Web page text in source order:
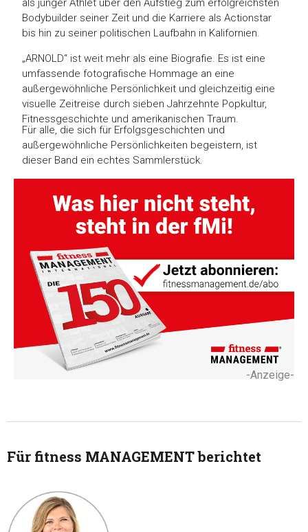
als junger Athlet über den Aufstieg zum erfolgreichsten
Bodybuilder seiner Zeit und die Karriere als Actionstar
bis hin zu seiner politischen Laufbahn in Kalifornien.
„ARNOLD“ ist weit mehr als eine Biografie. Es ist eine
umfassende fotografische Hommage an eine
außergewöhnliche Persönlichkeit und gleichzeitig eine
visuelle Zeitreise durch sieben Jahrzehnte Popkultur,
Fitnessgeschichte und amerikanischen Traum.
Für alle, die sich für Erfolgsgeschichten und
außergewöhnliche Persönlichkeiten begeistern, ist
dieser Band ein echtes Sammlerstück.
-Anzeige-
Für fitness MANAGEMENT berichtet